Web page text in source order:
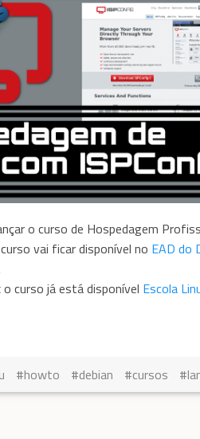
o curso de Hospedagem
vai ficar disponível no EAD do
o curso já está disponível Escola
howto debian cursos